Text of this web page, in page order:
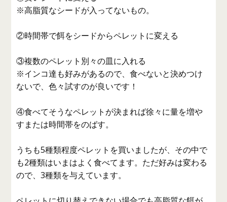
※高脂質なシードが入ってないもの。
②時間帯で餌をシードからペレットに変える
③複数のペレット別々の皿に入れる
※インコ達も好みがあるので、食べないと決めつけ
ないで、色々試すのが良いです！
④食べてそうなペレットが決まれば徐々に量を増や
すまたは時間帯をのばす。
うちも5種類程度ペレットを買いましたが、その中で
も2種類はいまはよく食べてます。ただ好みは変わる
ので、3種類を与えています。